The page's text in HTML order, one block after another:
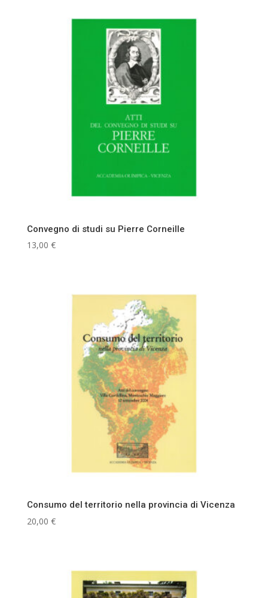
Convegno di studi su Pierre Corneille
13,00 €
Consumo del territorio nella provincia di Vicenza
20,00 €